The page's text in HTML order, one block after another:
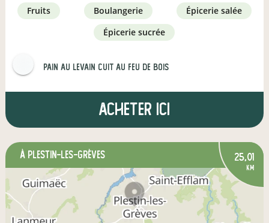
fruits boulangerie
épicerie salée
épicerie sucrée
Pain au levain Cuit au feu de bois
Acheter ici
à Plestin-les-Grèves 25,01
km